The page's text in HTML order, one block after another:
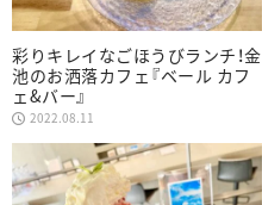
彩りキレイなごほうびランチ！金
池のお洒落カフェ『ベール カフ
ェ&バー』
2022.08.11